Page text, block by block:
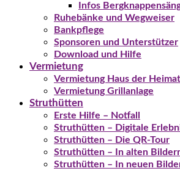
Infos
Ruhebänke und Wegweiser
Bankpflege
Sponsoren und Unterstützer
Download und Hilfe
Vermietung
Vermietung Haus der
Vermietung Grillanlage
Struthütten
Erste Hilfe – Notfall
Struthütten – Digitale
Struthütten – Die QR-Tour
Struthütten – In alten
Struthütten – In neuen